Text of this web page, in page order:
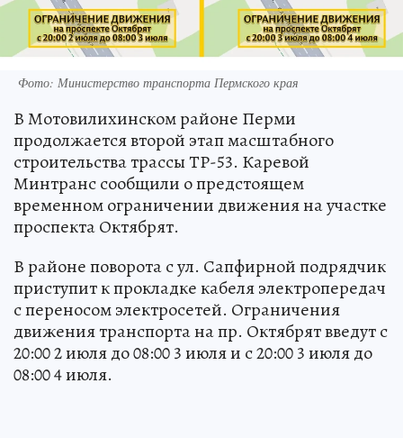
Фото: Министерство транспорта Пермского края
В Мотовилихинском районе Перми
продолжается второй этап масштабного
строительства трассы ТР-53. Каревой
Минтранс сообщили о предстоящем
временном ограничении движения на участке
проспекта Октябрят.
В районе поворота с ул. Сапфирной подрядчик
приступит к прокладке кабеля электропередач
с переносом электросетей. Ограничения
движения транспорта на пр. Октябрят введут с
20:00 2 июля до 08:00 3 июля и с 20:00 3 июля до
08:00 4 июля.